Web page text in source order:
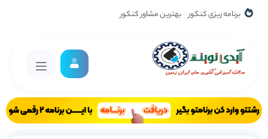
برنامه ریزی کنکور بهترین مشاور کنکور